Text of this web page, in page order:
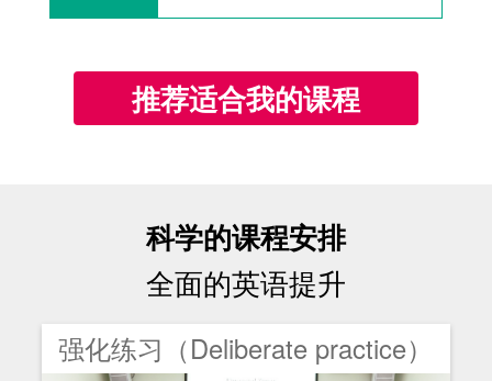
推荐适合我的课程
科学的课程安排
全面的英语提升
强化练习（Deliberate practice）